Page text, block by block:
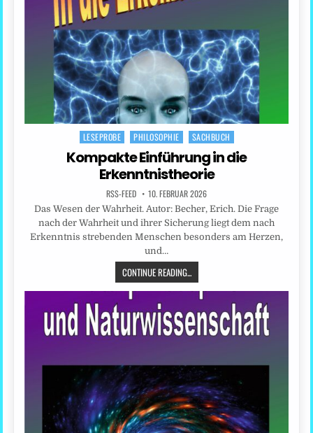
Posted
LESEPROBE PHILOSOPHIE SACHBUCH
Kompakte Einführung in die
Erkenntnistheorie
RSS-FEED 10. FEBRUAR 2026
Das Wesen der Wahrheit. Autor: Becher, Erich. Die Frage
nach der Wahrheit und ihrer Sicherung liegt dem nach
Erkenntnis strebenden Menschen besonders am Herzen,
und…
CONTINUE READING...